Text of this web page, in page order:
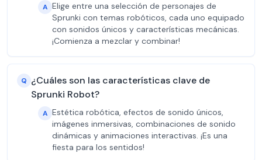
A Elige entre una selección de personajes de
Sprunki con temas robóticos, cada uno equipado
con sonidos únicos y características mecánicas.
¡Comienza a mezclar y combinar!
Q ¿Cuáles son las características clave de
Sprunki Robot?
A Estética robótica, efectos de sonido únicos,
imágenes inmersivas, combinaciones de sonido
dinámicas y animaciones interactivas. ¡Es una
fiesta para los sentidos!